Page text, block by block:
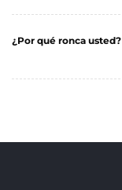
¿Por qué ronca usted?